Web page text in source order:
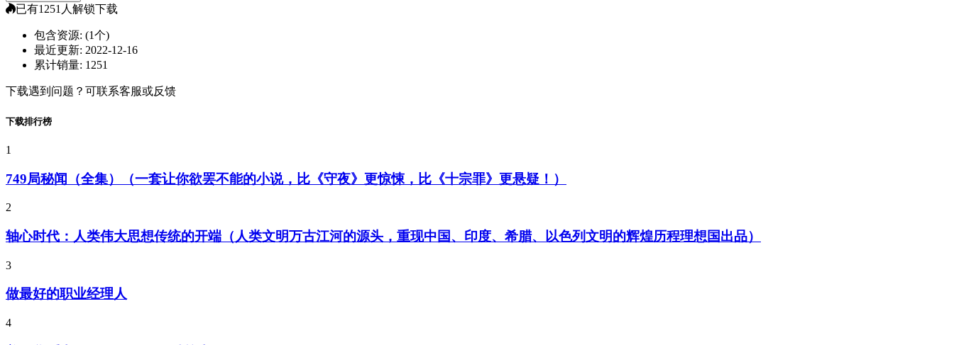
已有1251人解锁下载
包含资源: (1个)
最近更新: 2022-12-16
累计销量: 1251
下载遇到问题？可联系客服或反馈
下载排行榜
1
749局秘闻（全集）（一套让你欲罢不能的小说，比《守夜》更惊悚，比《十宗罪》更悬疑！）
2
轴心时代：人类伟大思想传统的开端（人类文明万古江河的源头，重现中国、印度、希腊、以色列文明的辉煌历程理想国出品）
3
做最好的职业经理人
4